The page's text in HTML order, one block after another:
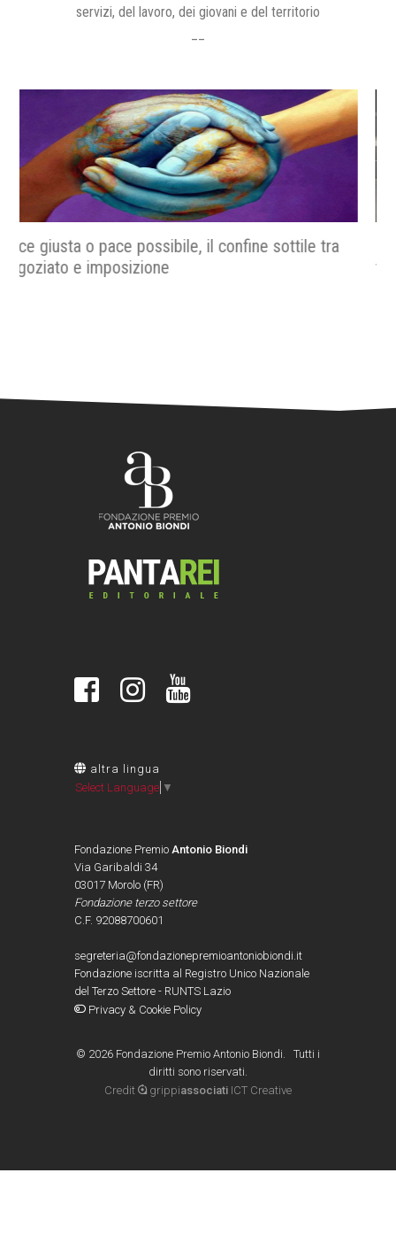
servizi, del lavoro, dei giovani e del territorio
La metropolitana che racconta Roma, quando il
futuro incontra la storia
altra lingua
Select Language ▼
Fondazione Premio Antonio Biondi
Via Garibaldi 34
03017 Morolo (FR)
Fondazione terzo settore
C.F. 92088700601
segreteria@fondazionepremioantoniobiondi.it
Fondazione iscritta al Registro Unico Nazionale
del Terzo Settore - RUNTS Lazio
Privacy & Cookie Policy
© 2026 Fondazione Premio Antonio Biondi. Tutti i
diritti sono riservati.
Credit
grippiassociati ICT Creative